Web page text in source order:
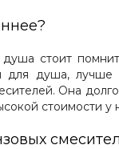
стоит
для душа,
Она
стоимости